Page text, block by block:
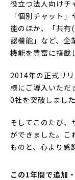
役立つ法人向けチ
「個別チャット
能のほか、「共有
認機能」など、企
機能を豊富に搭載
2014年の正式リ
様にご導入いた
0社を突破しました
そしてこのたび、
ができました。こ
ものと、心より感
この1年間で追加